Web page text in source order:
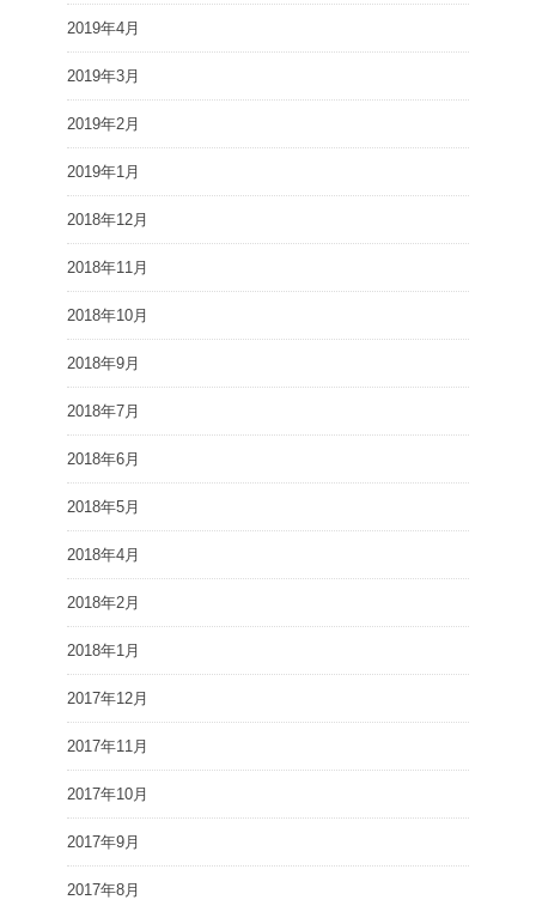
2019年4月
2019年3月
2019年2月
2019年1月
2018年12月
2018年11月
2018年10月
2018年9月
2018年7月
2018年6月
2018年5月
2018年4月
2018年2月
2018年1月
2017年12月
2017年11月
2017年10月
2017年9月
2017年8月